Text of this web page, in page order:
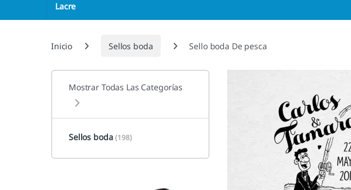
Lacre
Inicio Sellos boda Sello boda De pesca
Mostrar Todas Las Categorías
Sellos boda(198)